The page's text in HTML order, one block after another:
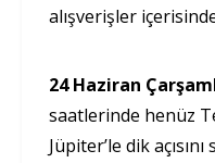
alışverişler
24 Haziran
saatlerinde henüz
Jüpiter’le dik açısını